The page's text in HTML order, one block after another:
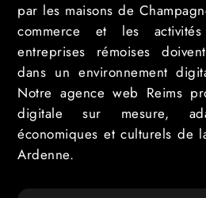
par les maisons de
commerce et les
entreprises rémoises
dans un environnement
Notre agence web Reims
digitale sur mesure,
économiques et culturels de
Ardenne.